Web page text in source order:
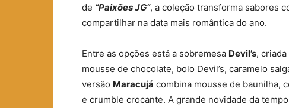
de “Paixões JG”, a coleção transforma sabores
compartilhar na data mais romântica do ano.
Entre as opções está a sobremesa Devil’s,
mousse de chocolate, bolo Devil’s, caramelo
versão Maracujá combina mousse de baunilha,
e crumble crocante. A grande novidade da